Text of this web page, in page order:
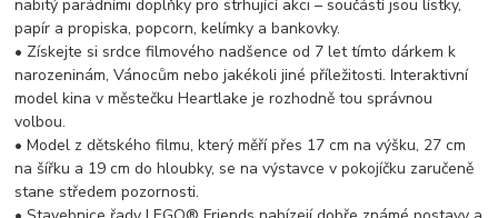
nabitý parádními doplňky pro strhující akci – součástí jsou lístky,
papír a propiska, popcorn, kelímky a bankovky.
• Získejte si srdce filmového nadšence od 7 let tímto dárkem k
narozeninám, Vánocům nebo jakékoli jiné příležitosti. Interaktivní
model kina v městečku Heartlake je rozhodně tou správnou
volbou.
• Model z dětského filmu, který měří přes 17 cm na výšku, 27 cm
na šířku a 19 cm do hloubky, se na výstavce v pokojíčku zaručeně
stane středem pozornosti.